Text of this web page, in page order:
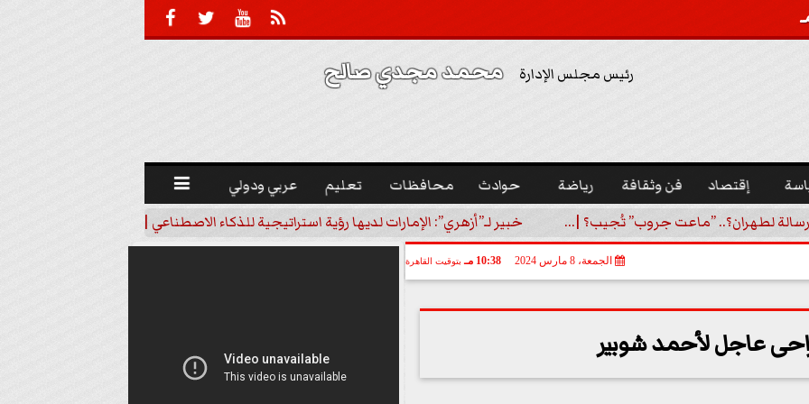
  

رئيس مجلس الإدارة محمد مجدي صالح
إقتصاد فن وثقافة رياضة حوادث محافظات تعليم عربي ودولي 
لطهران؟.. ”ماعت جروب” تُجيب؟ |... خبير لـ”أزهري”: الإمارات لديها رؤية استراتيجية للذكاء الاصطناعي | فيديو
الجمعة، 8 مارس 2024 10:38 مـ بتوقيت القاهرة
عاجل لأحمد شوبير